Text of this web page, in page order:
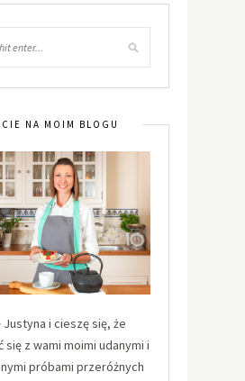
NA MOIM BLOGU
Justyna i cieszę się, że
się z wami moimi udanymi i
próbami przeróżnych